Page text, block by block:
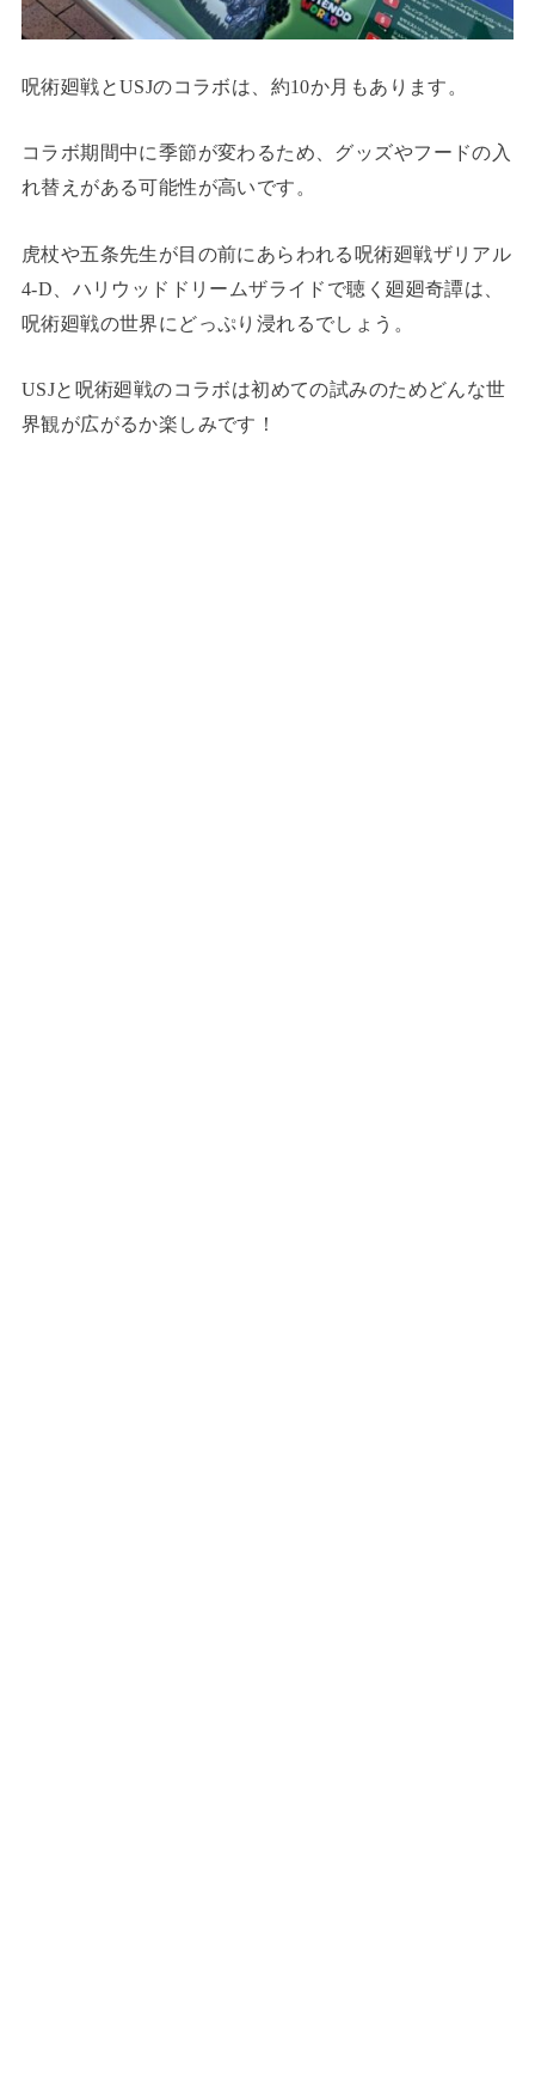
呪術廻戦とUSJのコラボは、約10か月もあります。
コラボ期間中に季節が変わるため、グッズやフードの入
れ替えがある可能性が高いです。
虎杖や五条先生が目の前にあらわれる呪術廻戦ザリアル
4-D、ハリウッドドリームザライドで聴く廻廻奇譚は、
呪術廻戦の世界にどっぷり浸れるでしょう。
USJと呪術廻戦のコラボは初めての試みのためどんな世
界観が広がるか楽しみです！